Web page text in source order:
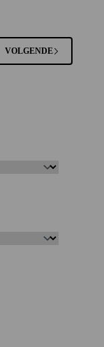
VOLGENDE